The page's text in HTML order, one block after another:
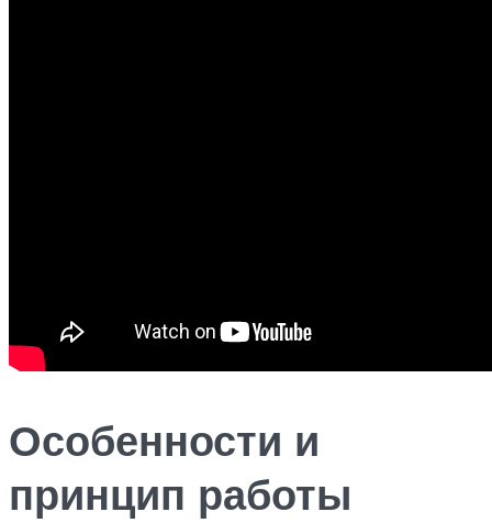
Особенности и
принцип работы